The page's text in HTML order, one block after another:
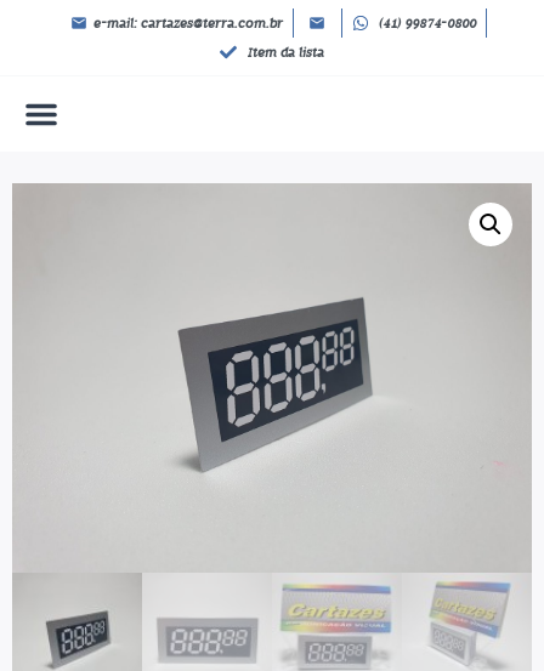
e-mail: cartazes@terra.com.br
(41) 99874-0800
Item da lista